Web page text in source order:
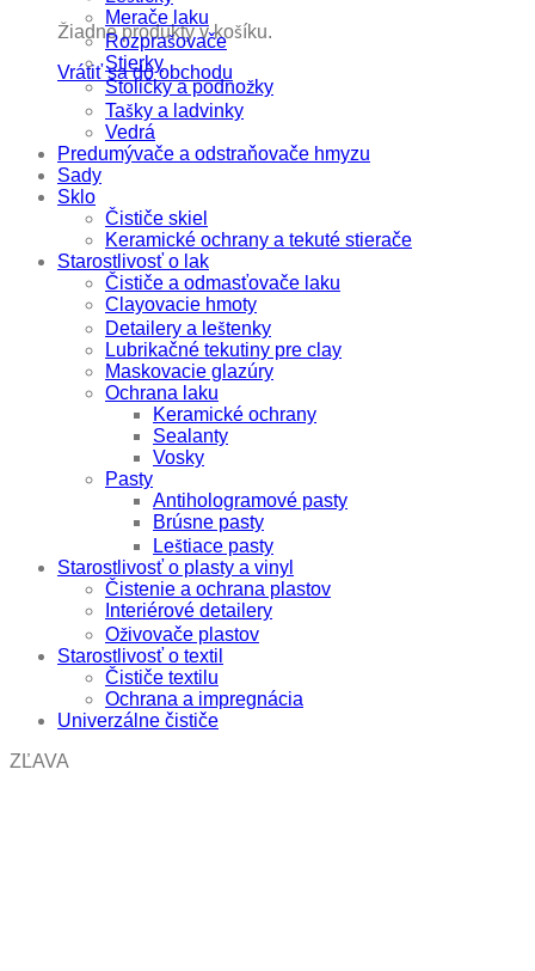
Žiadne produkty v košíku.
Vrátiť sa do obchodu
Merače laku
Rozprašovače
Stierky
Stoličky a podnožky
Tašky a ladvinky
Vedrá
Predumývače a odstraňovače hmyzu
Sady
Sklo
Čističe skiel
Keramické ochrany a tekuté stierače
Starostlivosť o lak
Čističe a odmasťovače laku
Clayovacie hmoty
Detailery a leštenky
Lubrikačné tekutiny pre clay
Maskovacie glazúry
Ochrana laku
Keramické ochrany
Sealanty
Vosky
Pasty
Antihologramové pasty
Brúsne pasty
Leštiace pasty
Starostlivosť o plasty a vinyl
Čistenie a ochrana plastov
Interiérové detailery
Oživovače plastov
Starostlivosť o textil
Čističe textilu
Ochrana a impregnácia
Univerzálne čističe
ZĽAVA